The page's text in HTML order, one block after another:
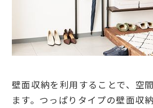
壁面収納を利用することで、空
ます。つっぱりタイプの壁面収